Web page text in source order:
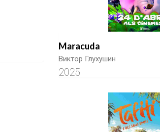
Maracuda
Виктор Глухушин
2025